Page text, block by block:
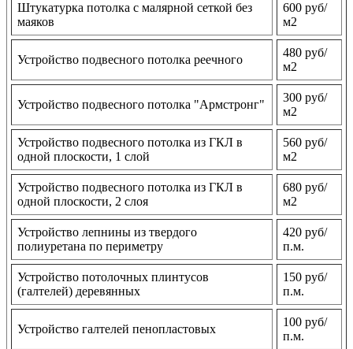
Штукатурка потолка с малярной сеткой без
маяков
600 руб/
м2
Устройство подвесного потолка реечного
480 руб/
м2
Устройство подвесного потолка "Армстронг"
300 руб/
м2
Устройство подвесного потолка из ГКЛ в
одной плоскости, 1 слой
560 руб/
м2
Устройство подвесного потолка из ГКЛ в
одной плоскости, 2 слоя
680 руб/
м2
Устройство лепнины из твердого
полиуретана по периметру
420 руб/
п.м.
Устройство потолочных плинтусов
(галтелей) деревянных
150 руб/
п.м.
Устройство галтелей пенопластовых
100 руб/
п.м.